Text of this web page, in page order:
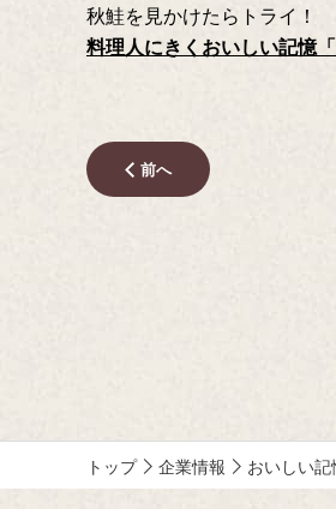
秋鮭を見かけたらトライ！
料理人にきくおいしい記憶「
前へ
トップ 企業情報 おいしい記